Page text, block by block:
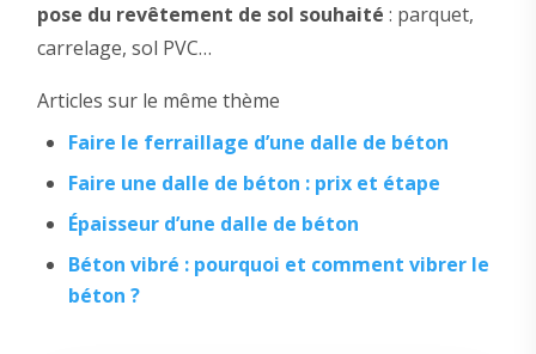
pose du revêtement de sol souhaité : parquet,
carrelage, sol PVC…
Articles sur le même thème
Faire le ferraillage d’une dalle de béton
Faire une dalle de béton : prix et étape
Épaisseur d’une dalle de béton
Béton vibré : pourquoi et comment vibrer le
béton ?